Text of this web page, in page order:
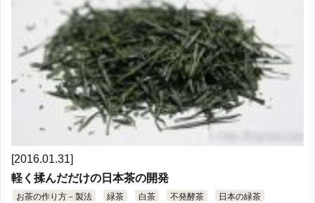
[2016.01.31]
軽く揉んだだけの日本茶の開発
お茶の作り方－製法 緑茶 白茶 不発酵茶
日本の緑茶